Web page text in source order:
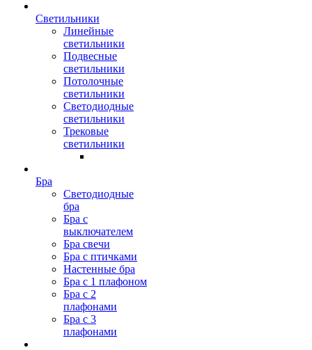
Светильники
Линейные
светильники
Подвесные
светильники
Потолочные
светильники
Светодиодные
светильники
Трековые
светильники
Бра
Светодиодные
бра
Бра с
выключателем
Бра свечи
Бра с птичками
Настенные бра
Бра с 1 плафоном
Бра с 2
плафонами
Бра с 3
плафонами